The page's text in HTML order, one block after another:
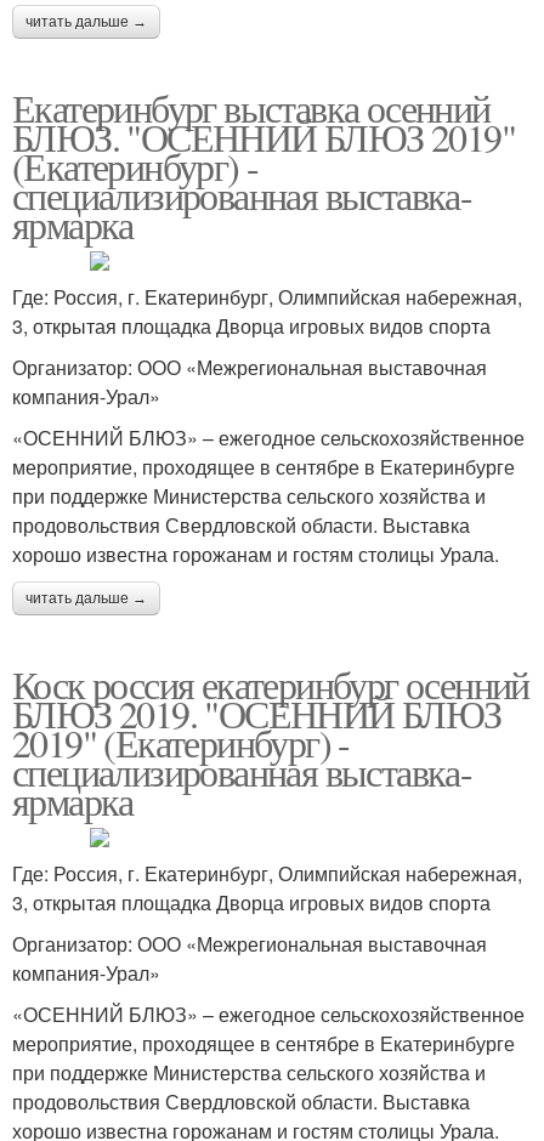
читать дальше →
Екатеринбург выставка осенний
БЛЮЗ. "ОСЕННИЙ БЛЮЗ 2019"
(Екатеринбург) -
специализированная выставка-
ярмарка
Где: Россия, г. Екатеринбург, Олимпийская набережная,
3, открытая площадка Дворца игровых видов спорта
Организатор: ООО «Межрегиональная выставочная
компания-Урал»
«ОСЕННИЙ БЛЮЗ» – ежегодное сельскохозяйственное
мероприятие, проходящее в сентябре в Екатеринбурге
при поддержке Министерства сельского хозяйства и
продовольствия Свердловской области. Выставка
хорошо известна горожанам и гостям столицы Урала.
читать дальше →
Коск россия екатеринбург осенний
БЛЮЗ 2019. "ОСЕННИЙ БЛЮЗ
2019" (Екатеринбург) -
специализированная выставка-
ярмарка
Где: Россия, г. Екатеринбург, Олимпийская набережная,
3, открытая площадка Дворца игровых видов спорта
Организатор: ООО «Межрегиональная выставочная
компания-Урал»
«ОСЕННИЙ БЛЮЗ» – ежегодное сельскохозяйственное
мероприятие, проходящее в сентябре в Екатеринбурге
при поддержке Министерства сельского хозяйства и
продовольствия Свердловской области. Выставка
хорошо известна горожанам и гостям столицы Урала.